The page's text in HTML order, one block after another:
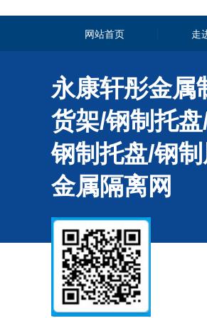
网站首页 走
永康轩彤金属
货架/钢制托
钢制托盘/钢
金属隔离网